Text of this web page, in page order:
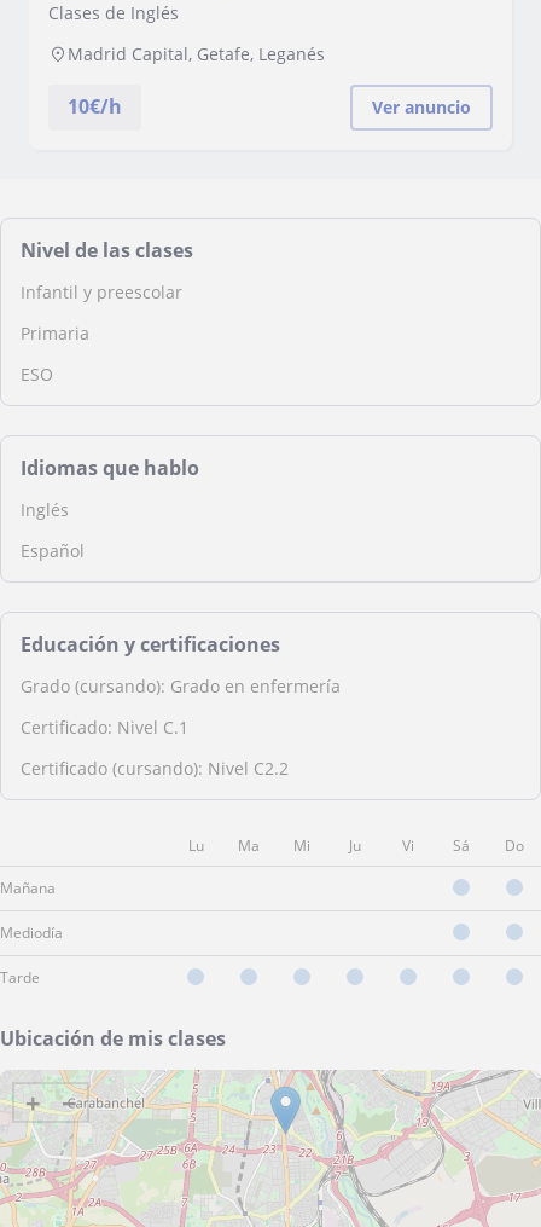
Clases de Inglés
Madrid Capital, Getafe, Leganés
10€/h Ver anuncio
Nivel de las clases
Infantil y preescolar
Primaria
ESO
Idiomas que hablo
Inglés
Español
Educación y certificaciones
Grado (cursando): Grado en enfermería
Certificado: Nivel C.1
Certificado (cursando): Nivel C2.2
Lu Ma Mi Ju Vi Sá Do
Mañana
Mediodía
Tarde
Ubicación de mis clases
+ −